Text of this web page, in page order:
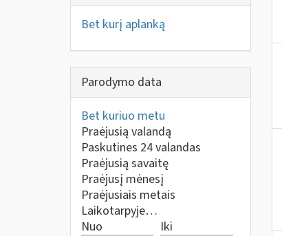
Bet kurį aplanką
Parodymo data
Bet kuriuo metu
Praėjusią valandą
Paskutines 24 valandas
Praėjusią savaitę
Praėjusį mėnesį
Praėjusiais metais
Laikotarpyje…
Nuo
Iki